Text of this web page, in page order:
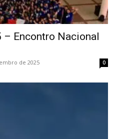
– Encontro Nacional
de 2025 0